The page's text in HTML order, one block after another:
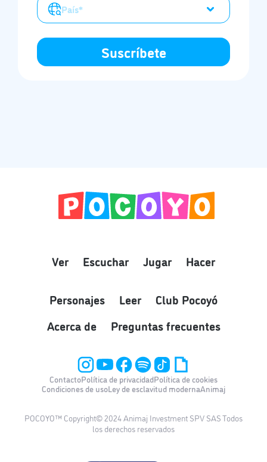
Ver Escuchar Jugar Hacer
Personajes Leer
Club Pocoyó
Acerca de
Preguntas frecuentes
ContactoPolítica de privacidadPolítica de cookies
Condiciones de usoLey de esclavitud modernaAnimaj
POCOYO™ Copyright© 2024 Animaj Investment SPV SAS Todos
los derechos reservados